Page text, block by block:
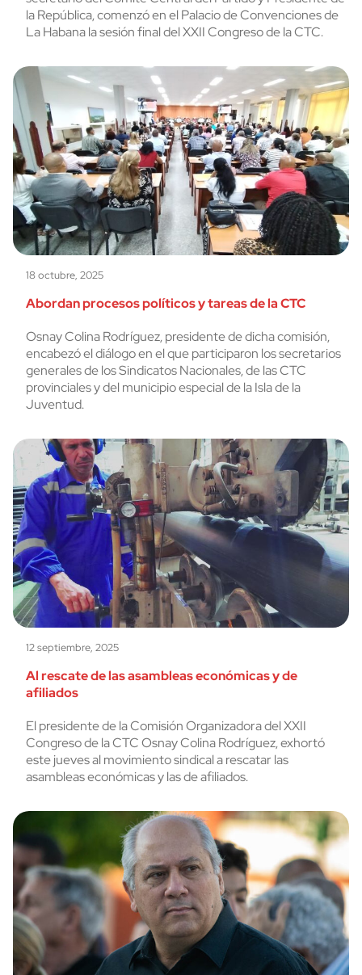
la República, comenzó en el Palacio de Convenciones de
La Habana la sesión final del XXII Congreso de la CTC.
18 octubre, 2025
Abordan procesos políticos y tareas de la CTC
Osnay Colina Rodríguez, presidente de dicha comisión,
encabezó el diálogo en el que participaron los secretarios
generales de los Sindicatos Nacionales, de las CTC
provinciales y del municipio especial de la Isla de la
Juventud.
12 septiembre, 2025
Al rescate de las asambleas económicas y de
afiliados
El presidente de la Comisión Organizadora del XXII
Congreso de la CTC Osnay Colina Rodríguez, exhortó
este jueves al movimiento sindical a rescatar las
asambleas económicas y las de afiliados.